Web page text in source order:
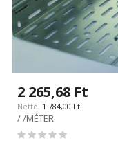
2 265,68 Ft
1 784,00 Ft
/ /MÉTER
Rating: